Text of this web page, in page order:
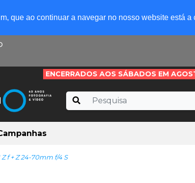
que ao continuar a navegar no nosso website está a
ENCERRADOS AOS SÁBADOS EM
Z f + Z 24-70mm f/4 S